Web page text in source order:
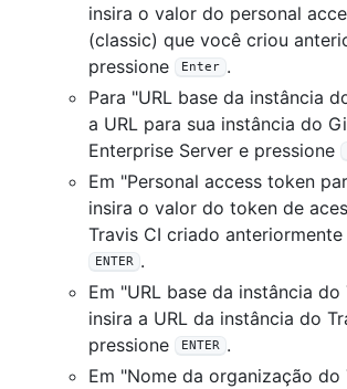
insira o valor do personal
(classic) que você criou
pressione
Enter .
Para "URL base da instância
a URL para sua instância do
Enterprise Server e pressione
Em "Personal access token
insira o valor do token de
Travis CI criado
ENTER .
Em "URL base da instância do
insira a URL da instância do
pressione
ENTER .
Em "Nome da organização do